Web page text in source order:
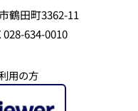
鶴田町3362-11
028-634-0010
用の方